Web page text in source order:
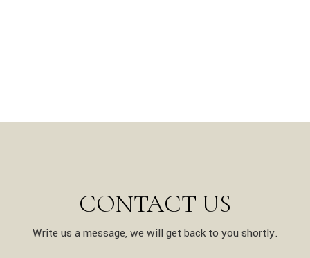
CONTACT US
Write us a message, we will get back to you shortly.